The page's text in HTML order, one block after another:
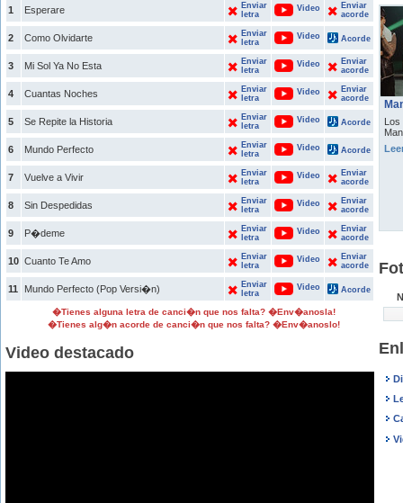
1 Esperare
Enviar
letra
Video
Enviar
acorde
2 Como Olvidarte
Enviar
letra
Video Acorde
3 Mi Sol Ya No Esta
Enviar
letra
Video
Enviar
acorde
4 Cuantas Noches
Enviar
letra
Video
Enviar
acorde
5 Se Repite la Historia
Enviar
letra
Video Acorde
6 Mundo Perfecto
Enviar
letra
Video Acorde
7 Vuelve a Vivir
Enviar
letra
Video
Enviar
acorde
8 Sin Despedidas
Enviar
letra
Video
Enviar
acorde
9 P�deme
Enviar
letra
Video
Enviar
acorde
10 Cuanto Te Amo
Enviar
letra
Video
Enviar
acorde
11 Mundo Perfecto (Pop Versi�n)
Enviar
letra
Video Acorde
�Tienes alguna letra de canci�n que nos falta? �Env�anosla!
�Tienes alg�n acorde de canci�n que nos falta? �Env�anoslo!
Video destacado
Los